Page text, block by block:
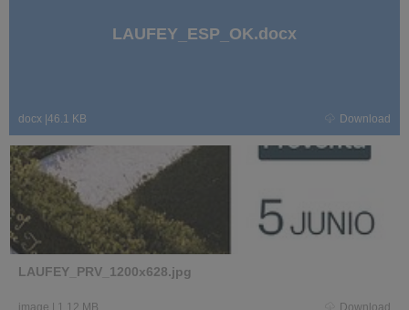
LAUFEY_ESP_OK.docx
docx |46.1 KB Download
LAUFEY_PRV_1200x628.jpg
image | 1.12 MB Download